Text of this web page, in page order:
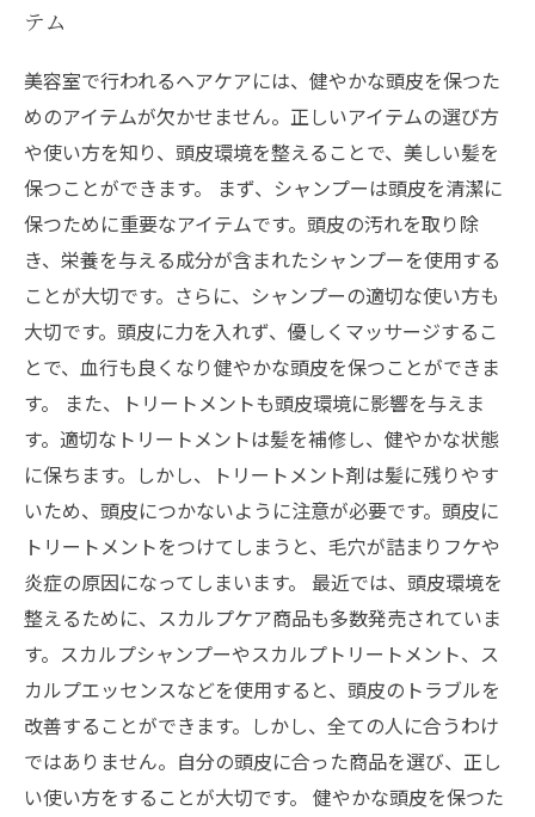
テム
美容室で行われるヘアケアには、健やかな頭皮を保つた
めのアイテムが欠かせません。正しいアイテムの選び方
や使い方を知り、頭皮環境を整えることで、美しい髪を
保つことができます。 まず、シャンプーは頭皮を清潔に
保つために重要なアイテムです。頭皮の汚れを取り除
き、栄養を与える成分が含まれたシャンプーを使用する
ことが大切です。さらに、シャンプーの適切な使い方も
大切です。頭皮に力を入れず、優しくマッサージするこ
とで、血行も良くなり健やかな頭皮を保つことができま
す。 また、トリートメントも頭皮環境に影響を与えま
す。適切なトリートメントは髪を補修し、健やかな状態
に保ちます。しかし、トリートメント剤は髪に残りやす
いため、頭皮につかないように注意が必要です。頭皮に
トリートメントをつけてしまうと、毛穴が詰まりフケや
炎症の原因になってしまいます。 最近では、頭皮環境を
整えるために、スカルプケア商品も多数発売されていま
す。スカルプシャンプーやスカルプトリートメント、ス
カルプエッセンスなどを使用すると、頭皮のトラブルを
改善することができます。しかし、全ての人に合うわけ
ではありません。自分の頭皮に合った商品を選び、正し
い使い方をすることが大切です。 健やかな頭皮を保つた